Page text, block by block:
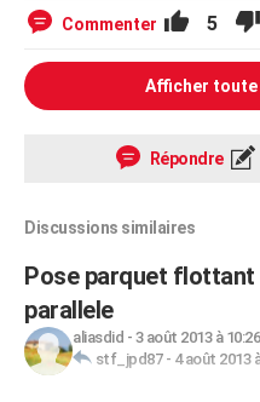
Commenter 5
Afficher
Répondre
Discussions similaires
Pose parquet flottant
parallele
aliasdid - 3 août 2013 à 10:26
stf_jpd87- 4 août 2013